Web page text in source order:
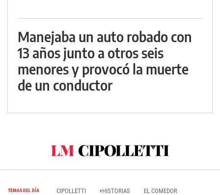
Manejaba un auto robado con
13 años junto a otros seis
menores y provocó la muerte
de un conductor
TEMAS DEL DÍA CIPOLLETTI +HISTORIAS EL COMEDOR